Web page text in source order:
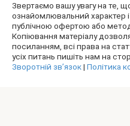
Звертаємо вашу увагу на те,
ознайомлювальний характер і
публічною офертою або
Копіювання матеріалу
посиланням, всі права на
усіх питань пишіть нам на
Зворотній зв’язок| Політика